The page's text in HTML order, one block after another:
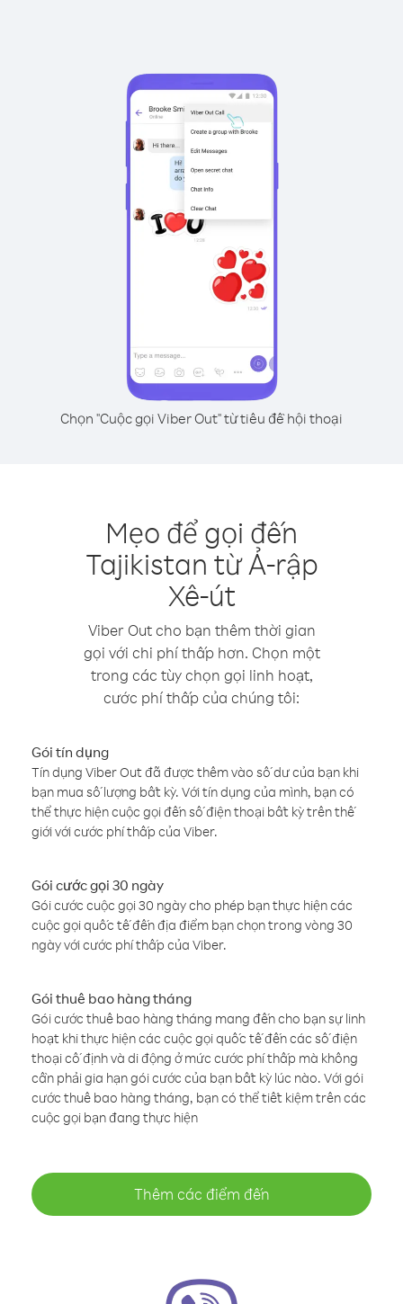
Chọn "Cuộc gọi Viber Out" từ tiêu đề hội thoại
Mẹo để gọi đến
Tajikistan từ Ả-rập
Xê-út
Viber Out cho bạn thêm thời gian
gọi với chi phí thấp hơn. Chọn một
trong các tùy chọn gọi linh hoạt,
cước phí thấp của chúng tôi:
Gói tín dụng
Tín dụng Viber Out đã được thêm vào số dư của bạn khi
bạn mua số lượng bất kỳ. Với tín dụng của mình, bạn có
thể thực hiện cuộc gọi đến số điện thoại bất kỳ trên thế
giới với cước phí thấp của Viber.
Gói cước gọi 30 ngày
Gói cước cuộc gọi 30 ngày cho phép bạn thực hiện các
cuộc gọi quốc tế đến địa điểm bạn chọn trong vòng 30
ngày với cước phí thấp của Viber.
Gói thuê bao hàng tháng
Gói cước thuê bao hàng tháng mang đến cho bạn sự linh
hoạt khi thực hiện các cuộc gọi quốc tế đến các số điện
thoại cố định và di động ở mức cước phí thấp mà không
cần phải gia hạn gói cước của bạn bất kỳ lúc nào. Với gói
cước thuê bao hàng tháng, bạn có thể tiết kiệm trên các
cuộc gọi bạn đang thực hiện
Thêm các điểm đến